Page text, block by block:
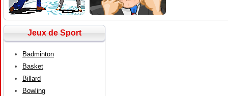
Jeux de Sport
Badminton
Basket
Billard
Bowling